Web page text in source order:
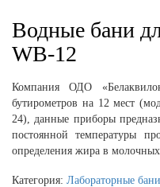
Водные бани
WB-12
Компания ОДО
бутирометров на 12 мест
24), данные приборы
постоянной температуры
определения жира в молочных
Категория: Лабораторные бани